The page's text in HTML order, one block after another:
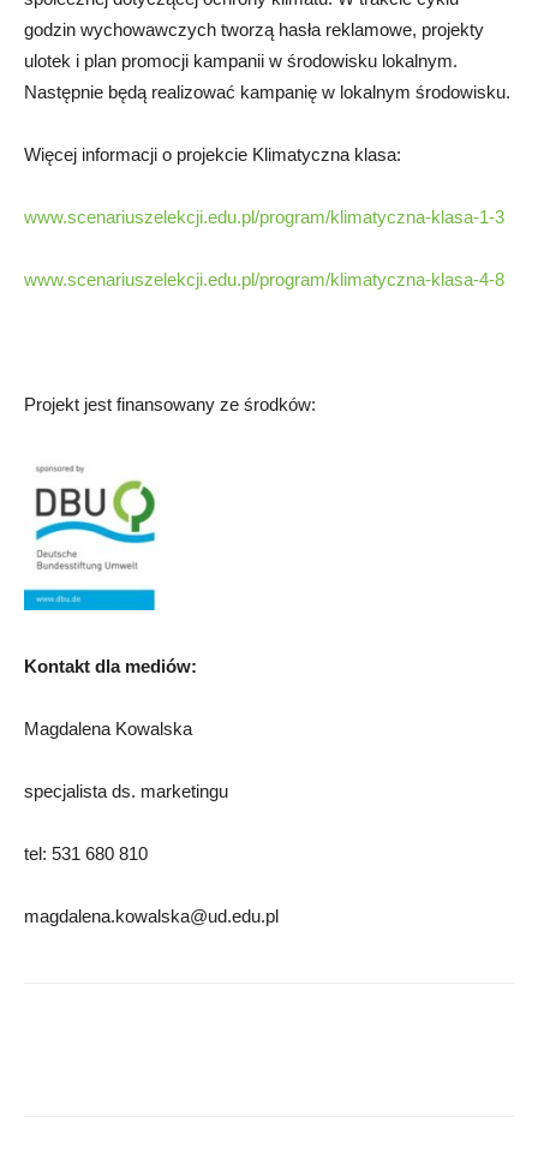
godzin wychowawczych tworzą hasła reklamowe, projekty
ulotek i plan promocji kampanii w środowisku lokalnym.
Następnie będą realizować kampanię w lokalnym środowisku.
Więcej informacji o projekcie Klimatyczna klasa:
www.scenariuszelekcji.edu.pl/program/klimatyczna-klasa-1-3
www.scenariuszelekcji.edu.pl/program/klimatyczna-klasa-4-8
Projekt jest finansowany ze środków:
Kontakt dla mediów:
Magdalena Kowalska
specjalista ds. marketingu
tel: 531 680 810
magdalena.kowalska@ud.edu.pl